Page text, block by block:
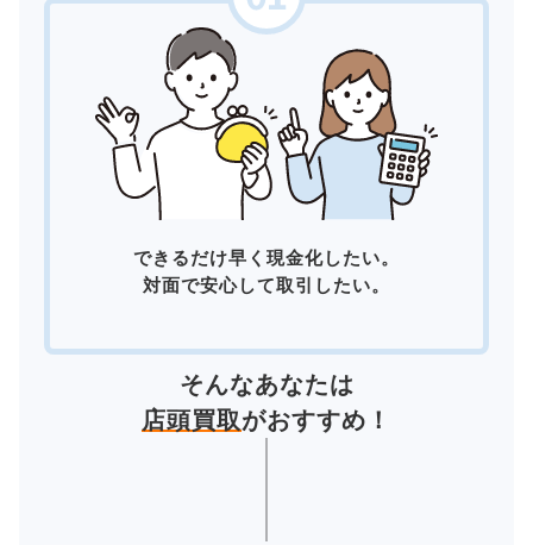
できるだけ早く現金化したい。
対面で安心して取引したい。
そんなあなたは
店頭買取がおすすめ！